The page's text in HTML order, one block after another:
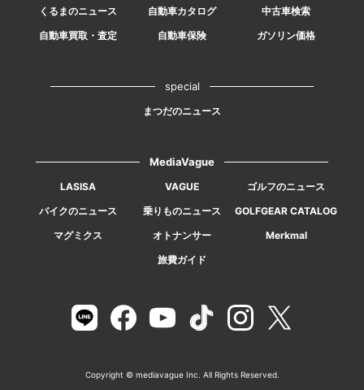
くるまのニュース 自動車カタログ
中古車検索
自動車買取・査定
自動車保険 ガソリン価格
special
まつだのニュース
MediaVague
LASISA VAGUE
ゴルフのニュース
バイクのニュース
乗りものニュース
GOLFGEAR CATALOG
マグミクス
オトナンサー
Merkmal
旅費ガイド
Copyright © mediavague Inc. All Rights Reserved.